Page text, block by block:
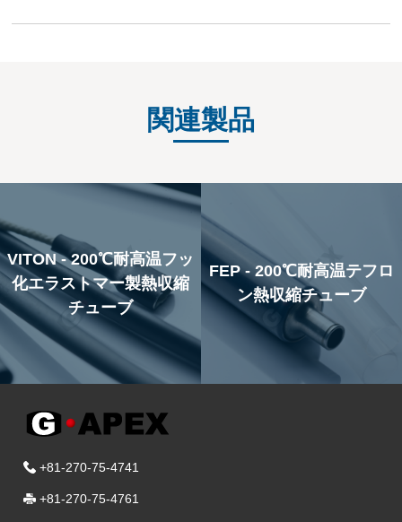
関連製品
- 200℃耐高温フッ
化エラストマー製熱収縮
チューブ
FEP - 200℃耐高温テフロ
ン熱収縮チューブ
+81-270-75-4741
+81-270-75-4761